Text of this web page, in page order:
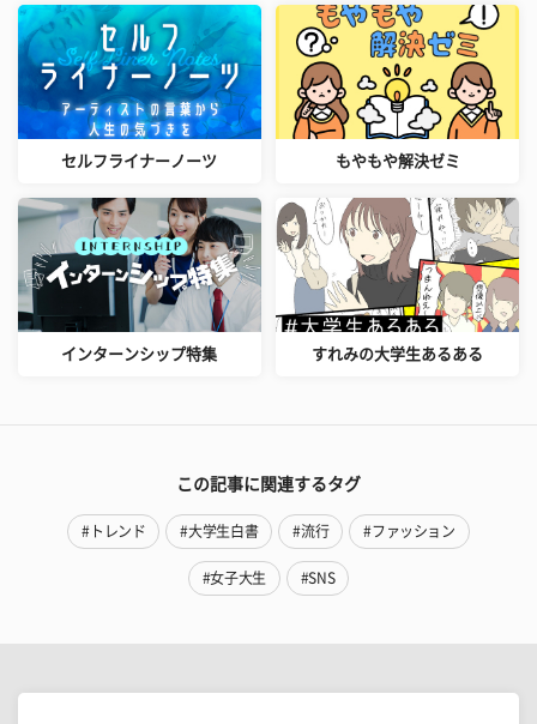
セルフライナーノーツ もやもや解決ゼミ
インターンシップ特集 すれみの大学生あるある
この記事に関連するタグ
#トレンド #大学生白書 #流行 #ファッション
#女子大生 #SNS